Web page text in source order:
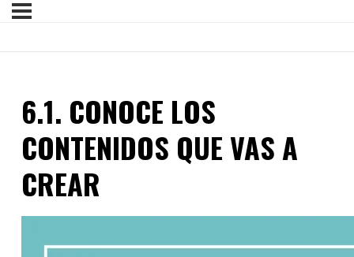
6.1. CONOCE LOS
CONTENIDOS QUE VAS A
CREAR